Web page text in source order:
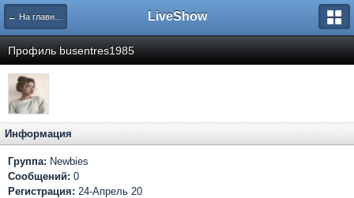
← На главную LiveShow
Профиль busentres1985
Информация
Группа: Newbies
Сообщений: 0
Регистрация: 24-Апрель 20